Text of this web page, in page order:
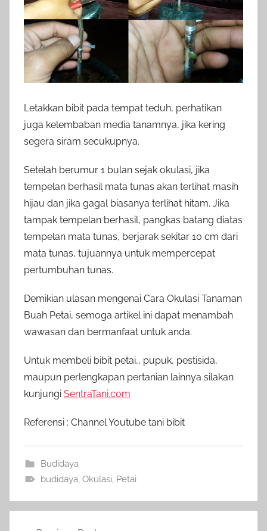
Letakkan bibit pada tempat teduh, perhatikan
juga kelembaban media tanamnya, jika kering
segera siram secukupnya.
Setelah berumur 1 bulan sejak okulasi, jika
tempelan berhasil mata tunas akan terlihat masih
hijau dan jika gagal biasanya terlihat hitam. Jika
tampak tempelan berhasil, pangkas batang diatas
tempelan mata tunas, berjarak sekitar 10 cm dari
mata tunas, tujuannya untuk mempercepat
pertumbuhan tunas.
Demikian ulasan mengenai Cara Okulasi Tanaman
Buah Petai, semoga artikel ini dapat menambah
wawasan dan bermanfaat untuk anda.
Untuk membeli bibit petai,, pupuk, pestisida,
maupun perlengkapan pertanian lainnya silakan
kunjungi SentraTani.com
Referensi : Channel Youtube tani bibit
Budidaya
budidaya, Okulasi, Petai